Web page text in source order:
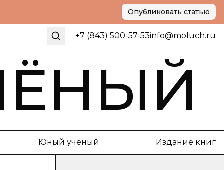
Опубликовать статью
+7 (843) 500-57-53info@moluch.ru
Юный ученый Издание книг